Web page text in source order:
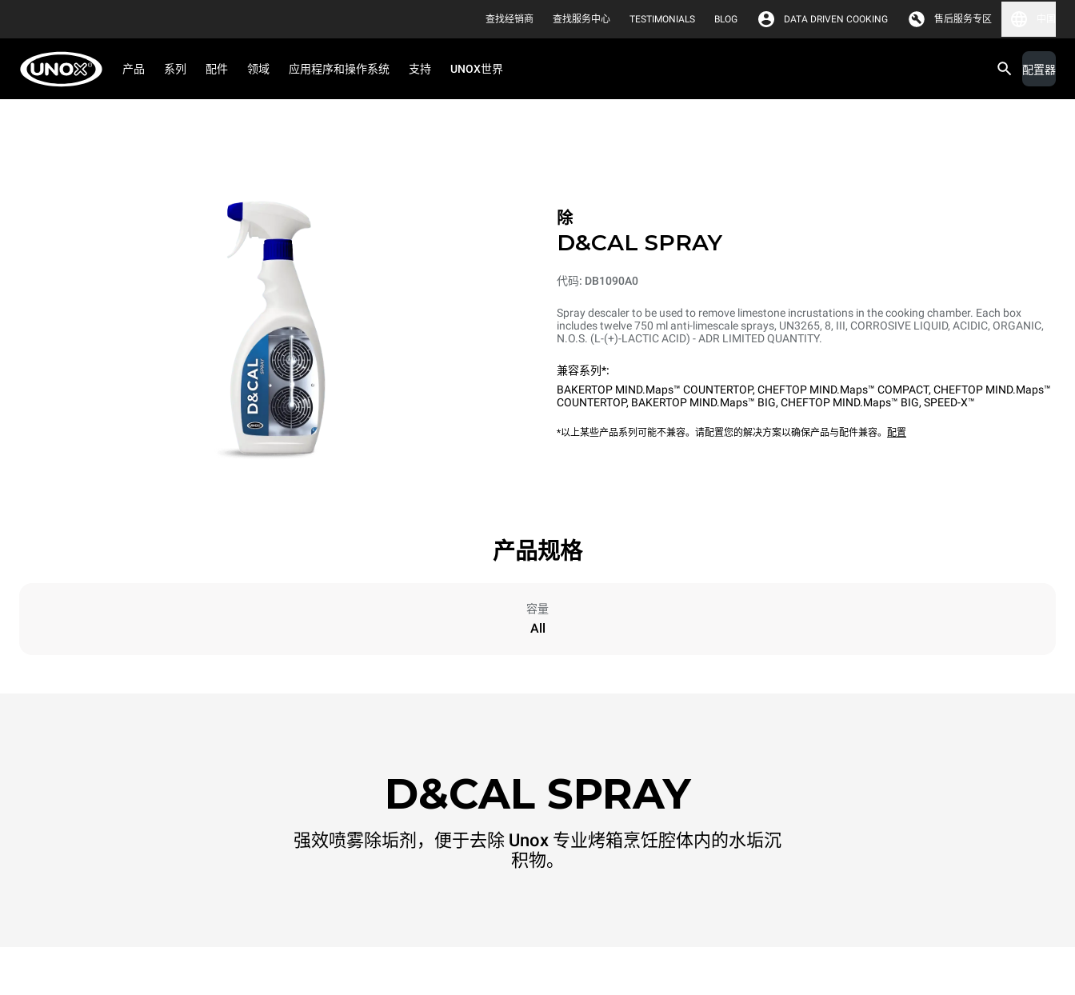
查找经销商 查找服务中心 TESTIMONIALS BLOG DATA DRIVEN COOKING 售后服务专区
产品 系列 配件 领域 应用程序和操作系统 支持 UNOX世界 配置器
除
D&CAL SPRAY
代码: DB1090A0
Spray descaler to be used to remove limestone incrustations in the cooking chamber. Each box
includes twelve 750 ml anti-limescale sprays, UN3265, 8, III, CORROSIVE LIQUID, ACIDIC, ORGANIC,
N.O.S. (L-(+)-LACTIC ACID) - ADR LIMITED QUANTITY.
兼容系列*:
BAKERTOP MIND.Maps™ COUNTERTOP, CHEFTOP MIND.Maps™ COMPACT, CHEFTOP MIND.Maps™
COUNTERTOP, BAKERTOP MIND.Maps™ BIG, CHEFTOP MIND.Maps™ BIG, SPEED-X™
*以上某些产品系列可能不兼容。请配置您的解决方案以确保产品与配件兼容。 配置
产品规格
容量
All
D&CAL SPRAY
强效喷雾除垢剂，便于去除 Unox 专业烤箱烹饪腔体内的水垢沉
积物。